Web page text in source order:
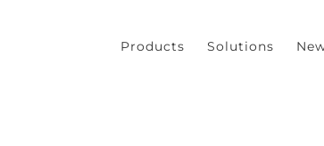
Products Solutions
experience. We'll assume you're ok with this,